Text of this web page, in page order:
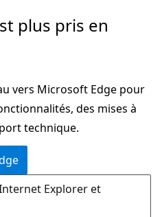
plus pris en
vers Microsoft Edge pour
des mises à
technique.
Explorer et